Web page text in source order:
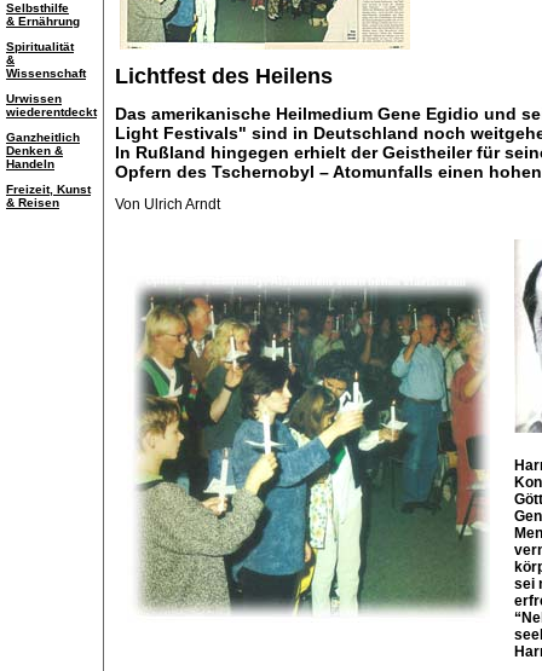
Selbsthilfe
& Ernährung
Spiritualität
&
Wissenschaft
Urwissen
wiederentdeckt
Ganzheitlich
Denken &
Handeln
Freizeit, Kunst
& Reisen
Lichtfest des Heilens
Das amerikanische Heilmedium Gene Egidio und
Light Festivals" sind in Deutschland noch
In Rußland hingegen erhielt der Geistheiler für
Opfern des Tschernobyl – Atomunfalls einen
Von Ulrich Arndt
sei